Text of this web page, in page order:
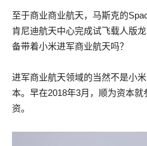
至于商业商业航天，马斯克的
肯尼迪航天中心完成试飞载人版
备带着小米进军商业航天吗？
进军商业航天领域的当然不是小
本。早在2018年3月，顺为资本
资。